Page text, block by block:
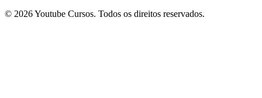
© 2026 Youtube Cursos. Todos os direitos reservados.